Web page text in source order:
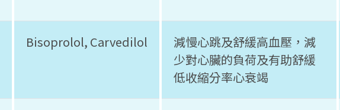
Bisoprolol, Carvedilol
減慢心跳及舒緩高血壓，減
少對心臟的負荷及有助舒緩
低收縮分率心衰竭